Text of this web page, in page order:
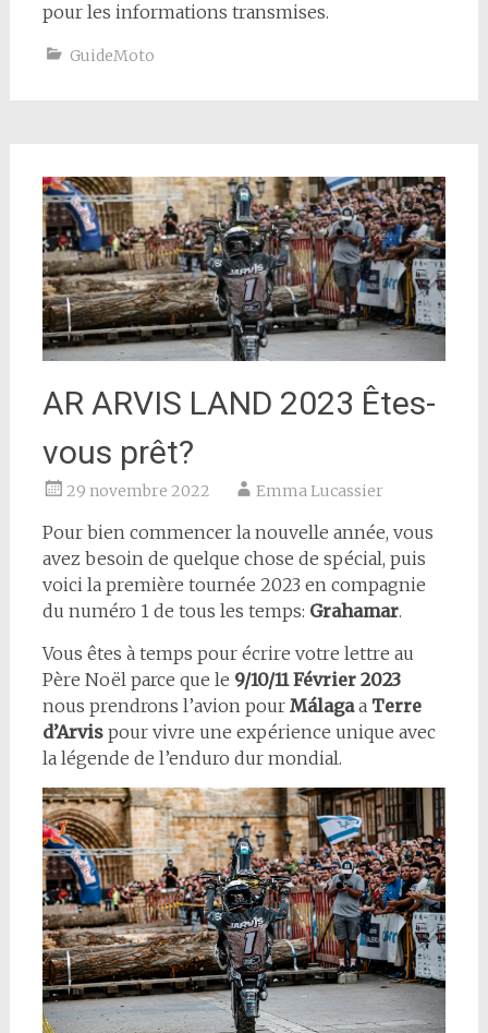
pour les informations transmises.
GuideMoto
AR ARVIS LAND 2023 Êtes-
vous prêt?
29 novembre 2022 Emma Lucassier
Pour bien commencer la nouvelle année, vous
avez besoin de quelque chose de spécial, puis
voici la première tournée 2023 en compagnie
du numéro 1 de tous les temps: Grahamar.
Vous êtes à temps pour écrire votre lettre au
Père Noël parce que le 9/10/11 Février 2023
nous prendrons l’avion pour Málagaa Terre
d’Arvispour vivre une expérience unique avec
la légende de l’enduro dur mondial.